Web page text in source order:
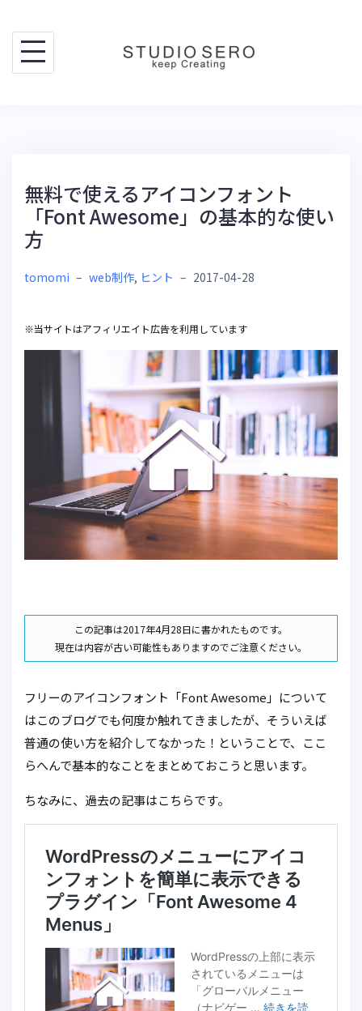
content
無料で使えるアイコンフォント
「Font Awesome」の基本的な使い
方
tomomi – web制作, ヒント – 2017-04-28
※当サイトはアフィリエイト広告を利用しています
この記事は2017年4月28日に書かれたものです。
現在は内容が古い可能性もありますのでご注意ください。
フリーのアイコンフォント「Font Awesome」について
はこのブログでも何度か触れてきましたが、そういえば
普通の使い方を紹介してなかった！ということで、ここ
らへんで基本的なことをまとめておこうと思います。
ちなみに、過去の記事はこちらです。